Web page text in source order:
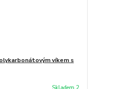
víkem s